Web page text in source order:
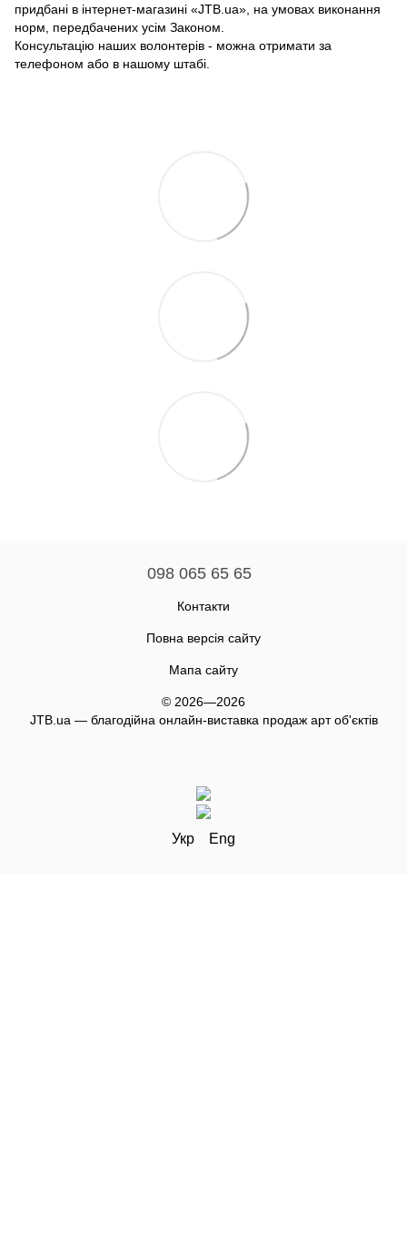
придбані в інтернет-магазині «JTB.ua», на умовах виконання
норм, передбачених усім Законом.
Консультацію наших волонтерів - можна отримати за
телефоном або в нашому штабі.
098 065 65 65
Контакти
Повна версія сайту
Мапа сайту
© 2026—2026
JTB.ua — благодійна онлайн-виставка продаж арт об'єктів
Укр Eng